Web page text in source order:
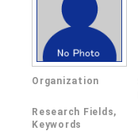
Organization
Research Fields,
Keywords